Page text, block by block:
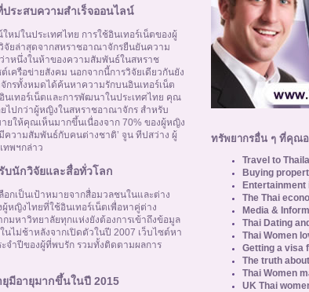
ระสบความสำเร็จออนไลน์
ม่ในประเทศไทย การใช้อินเทอร์เน็ตของผู้
จัยล่าสุดจากสหราชอาณาจักรยืนยันความ
าหนึ่งในห้าของความสัมพันธ์ในสหราช
ครือข่ายสังคม นอกจากนี้การวิจัยเดียวกันยัง
กรทั้งหมดได้ค้นหาความรักบนอินเทอร์เน็ต
เทอร์เน็ตและการพัฒนาในประเทศไทย คุณ
ไปกว่าผู้หญิงในสหราชอาณาจักร สำหรับ
ยให้คุณเห็นมากขึ้นเนื่องจาก 70% ของผู้หญิง
ความสัมพันธ์กับคนต่างชาติ’ จูน ทีปสว่าง ผู้
ทพฯกล่าว
บนักวิจัยและสื่อทั่วโลก
อกเป็นเป้าหมายจากสื่อมวลชนในและต่าง
หญิงไทยที่ใช้อินเทอร์เน็ตเพื่อหาคู่ต่าง
หาวิทยาลัยทุกแห่งยังต้องการเข้าถึงข้อมูล
นไม่ช้าหลังจากเปิดตัวในปี 2007 เว็บไซต์หา
ำปีของผู้ที่พบรัก รวมทั้งติดตามผลการ
มีอายุมากขึ้นในปี 2015
ทรัพยากรอื่น ๆ ที่คุณอ
Travel to
Buying
Entertainment
The Thai
Media &
Thai Dating
Thai Women
Getting a visa
The truth
Thai Women
UK Thai